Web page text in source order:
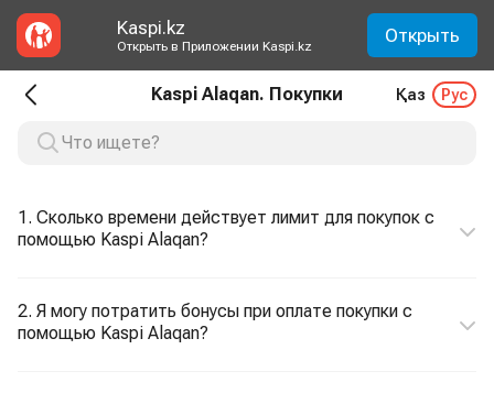
Kaspi.kz
Открыть в Приложении Kaspi.kz Открыть
Kaspi Alaqan. Покупки Қаз Рус
1. Сколько времени действует лимит для покупок с
помощью Kaspi Alaqan?
2. Я могу потратить бонусы при оплате покупки с
помощью Kaspi Alaqan?